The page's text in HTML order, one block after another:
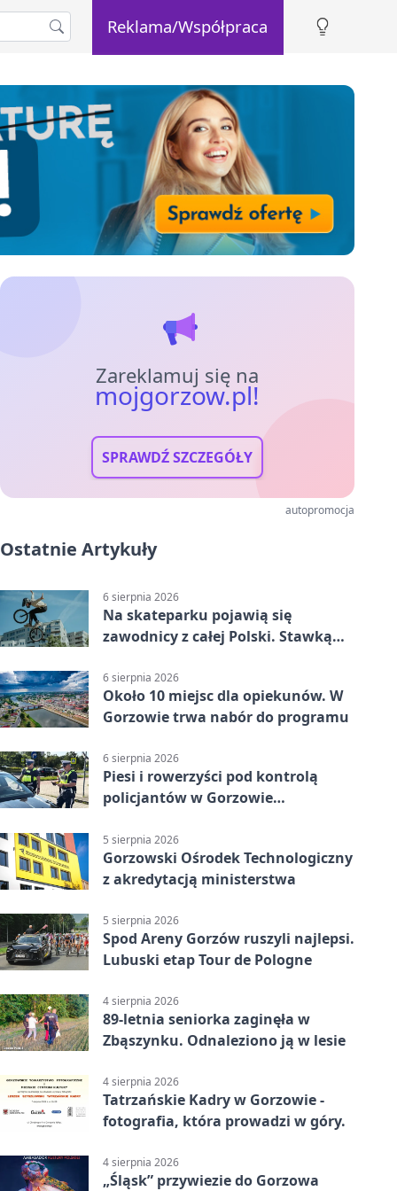
Reklama/Współpraca
Zareklamuj się na
mojgorzow.pl!
SPRAWDŹ SZCZEGÓŁY
autopromocja
Ostatnie Artykuły
6 sierpnia 2026
Na skateparku pojawią się
zawodnicy z całej Polski. Stawką
6 sierpnia 2026
Około 10 miejsc dla opiekunów. W
Gorzowie trwa nabór do programu
6 sierpnia 2026
Piesi i rowerzyści pod kontrolą
policjantów w Gorzowie
5 sierpnia 2026
Gorzowski Ośrodek Technologiczny
z akredytacją ministerstwa
5 sierpnia 2026
Spod Areny Gorzów ruszyli najlepsi.
Lubuski etap Tour de Pologne
4 sierpnia 2026
89-letnia seniorka zaginęła w
Zbąszynku. Odnaleziono ją w lesie
4 sierpnia 2026
Tatrzańskie Kadry w Gorzowie -
fotografia, która prowadzi w góry.
4 sierpnia 2026
„Śląsk” przywiezie do Gorzowa